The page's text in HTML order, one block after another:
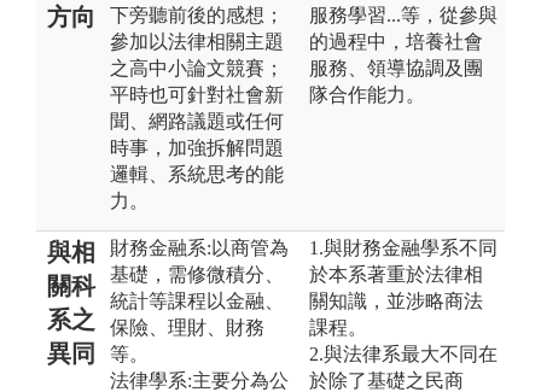
方向
下旁聽前後的感想；
參加以法律相關主題
之高中小論文競賽；
平時也可針對社會新
聞、網路議題或任何
時事，加強拆解問題
邏輯、系統思考的能
力。
服務學習...等，從參與
的過程中，培養社會
服務、領導協調及團
隊合作能力。
與相
關科
系之
異同
財務金融系:以商管為
基礎，需修微積分、
統計等課程以金融、
保險、理財、財務
等。
法律學系:主要分為公
1.與財務金融學系不同
於本系著重於法律相
關知識，並涉略商法
課程。
2.與法律系最大不同在
於除了基礎之民商